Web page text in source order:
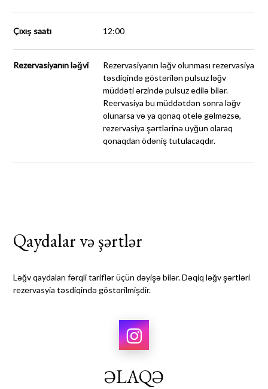
Çıxış saatı 12:00
Rezervasiyanın ləğvi Rezervasiyanınləğv olunması rezervasiya
təsdiqində göstərilən pulsuz ləğv
müddəti ərzində pulsuz edilə bilər.
Reervasiya bu müddətdən sonra ləğv
olunarsa və ya qonaq otelə gəlməzsə,
rezervasiya şərtlərinə uyğun olaraq
qonaqdan ödəniş tutulacaqdır.
Qaydalar və şərtlər
Ləğvqaydalarıfərqli tariflər üçün dəyişə bilər. Dəqiq ləğv şərtləri
rezervasyia təsdiqində göstərilmişdir.
ƏLAQƏ